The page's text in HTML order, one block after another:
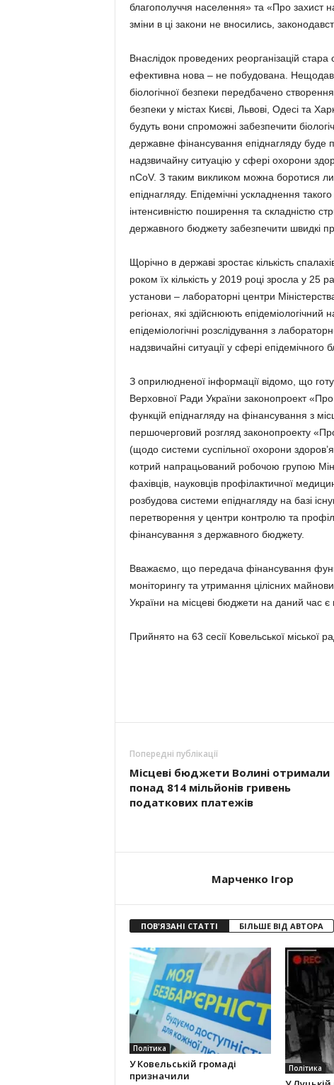
благополуччя населення» та «Про захист
зміни в ці закони не вносились,
Внаслідок проведених реорганізацій
ефективна нова – не побудована.
біологічної безпеки передбачено
безпеки у містах Києві, Львові, Одесі та
будуть вони спроможні забезпечити
державне фінансування епіднагляду
надзвичайну ситуацію у сфері охорони
nCoV. З таким викликом можна боротися
епіднагляду. Епідемічні ускладнення
інтенсивністю поширення та складністю
державного бюджету забезпечити швидкі
Щорічно в державі зростає кількість
роком їх кількість у 2019 році зросла у 25
установи – лабораторні центри
регіонах, які здійснюють
епідеміологічні розслідування з
надзвичайні ситуації у сфері епідемічного
З оприлюдненої інформації відомо, що
Верховної Ради України законопроект
функцій епіднагляду на фінансування з
першочерговий розгляд законопроекту
(щодо системи суспільної охорони
котрий напрацьований робочою групою
фахівців, науковців профілактичної
розбудова системи епіднагляду на базі
перетворення у центри контролю та
фінансування з державного бюджету.
Вважаємо, що передача фінансування
моніторингу та утримання цілісних
України на місцеві бюджети на даний час є
Прийнято на 63 сесії Ковельської міської
Попередні публікації
Місцеві бюджети Волині отримали
понад 814 мільйонів гривень
податкових платежів
Марченко Ігор
ПОВ'ЯЗАНІ СТАТТІ БІЛЬШЕ ВІД АВТОРА
Політика
У Ковельській громаді
призначили
Політика